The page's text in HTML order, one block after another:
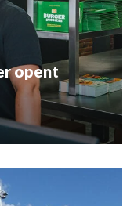
opent